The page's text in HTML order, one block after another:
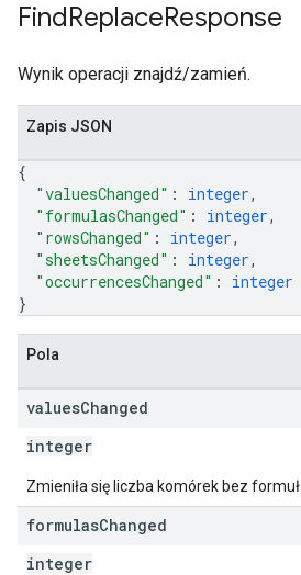
FindReplaceResponse
Wynik operacji znajdź/zamień.
Zapis JSON
{
"valuesChanged" : integer,
"formulasChanged" : integer,
"rowsChanged" : integer,
"sheetsChanged" : integer,
"occurrencesChanged" : integer
}
Pola
valuesChanged
integer
Zmieniła się liczba komórek bez formuł.
formulasChanged
integer